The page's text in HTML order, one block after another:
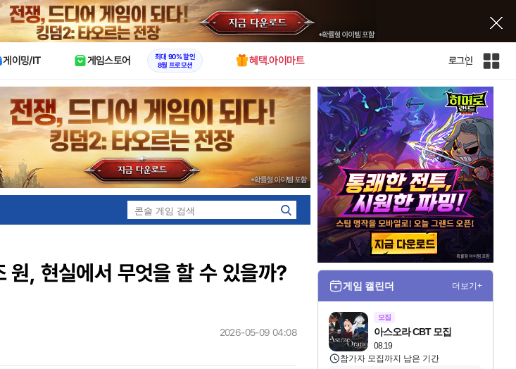
X
게이밍/IT 게임스토어
최대 90% 할인
8월 프로모션
혜택.아이마트 로그인
인
전
이
트
맵
, 현실에서 무엇을 할 수 있을까?
2026-05-09 04:08
게임 캘린더 더보기+
모집
08.19
아스오라 CBT 모집
참가자 모집까지 남은 기간